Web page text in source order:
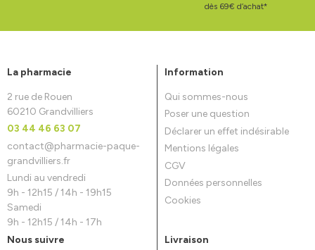
dès 69€ d’achat*
La pharmacie
2 rue de Rouen
60210 Grandvilliers
03 44 46 63 07
contact@pharmacie-paque-
grandvilliers.fr
Lundi au vendredi
9h - 12h15 / 14h - 19h15
Samedi
9h - 12h15 / 14h - 17h
Information
Qui sommes-nous
Poser une question
Déclarer un effet indésirable
Mentions légales
CGV
Données personnelles
Cookies
Nous suivre Livraison